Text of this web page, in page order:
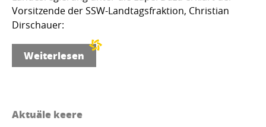
Vorsitzende der SSW-Landtagsfraktion, Christian
Dirschauer:
Weiterlesen
Aktuäle keere